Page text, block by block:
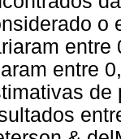
o
entre
entre
de